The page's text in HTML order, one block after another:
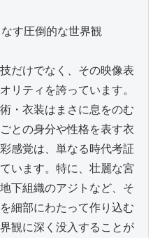
す圧倒的な世界観
だけでなく、その映像表
リティを誇っています。
・衣装はまさに息をのむ
との身分や性格を表す衣
感覚は、単なる時代考証
います。特に、壮麗な宮
下組織のアジトなど、そ
細部にわたって作り込む
観に深く没入することが